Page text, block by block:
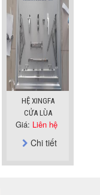
HỆ XINGFA
CỬA LÙA
Giá: Liên hệ
Chi tiết